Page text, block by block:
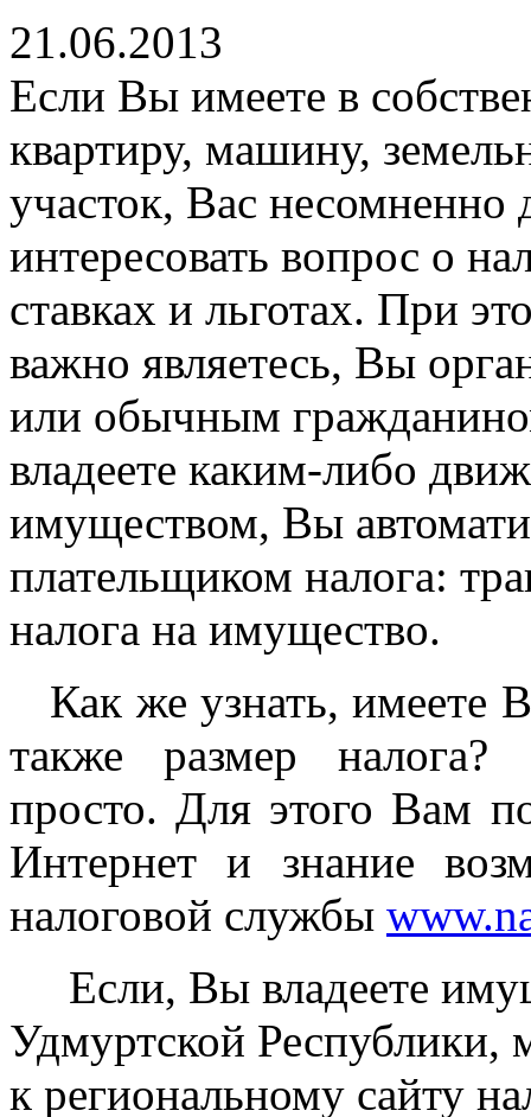
21.06.2013
Если Вы имеете в
квартиру, машину,
участок, Вас несомненно
интересовать вопрос о
ставках и льготах. При
важно являетесь, Вы
или обычным
владеете каким-либо
имуществом, Вы
плательщиком налога:
налога на имущество.
Как же узнать, имеете
также размер налога?
просто. Для этого Вам
Интернет и знание
налоговой службы
Если, Вы владеете
Удмуртской Республики,
к региональному сайту